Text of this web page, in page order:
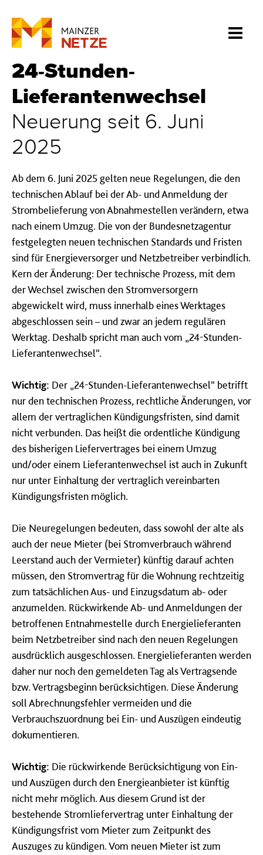
24-Stunden-
Lieferantenwechsel
Neuerung seit 6. Juni
2025
Ab dem 6. Juni 2025 gelten neue Regelungen, die den
technischen Ablauf bei der Ab- und Anmeldung der
Strombelieferung von Abnahmestellen verändern, etwa
nach einem Umzug. Die von der Bundesnetzagentur
festgelegten neuen technischen Standards und Fristen
sind für Energieversorger und Netzbetreiber verbindlich.
Kern der Änderung: Der technische Prozess, mit dem
der Wechsel zwischen den Stromversorgern
abgewickelt wird, muss innerhalb eines Werktages
abgeschlossen sein – und zwar an jedem regulären
Werktag. Deshalb spricht man auch vom „24-Stunden-
Lieferantenwechsel“.
Wichtig: Der „24-Stunden-Lieferantenwechsel“ betrifft
nur den technischen Prozess, rechtliche Änderungen, vor
allem der vertraglichen Kündigungsfristen, sind damit
nicht verbunden. Das heißt die ordentliche Kündigung
des bisherigen Liefervertrages bei einem Umzug
und/oder einem Lieferantenwechsel ist auch in Zukunft
nur unter Einhaltung der vertraglich vereinbarten
Kündigungsfristen möglich.
Die Neuregelungen bedeuten, dass sowohl der alte als
auch der neue Mieter (bei Stromverbrauch während
Leerstand auch der Vermieter) künftig darauf achten
müssen, den Stromvertrag für die Wohnung rechtzeitig
zum tatsächlichen Aus- und Einzugsdatum ab- oder
anzumelden. Rückwirkende Ab- und Anmeldungen der
betroffenen Entnahmestelle durch Energielieferanten
beim Netzbetreiber sind nach den neuen Regelungen
ausdrücklich ausgeschlossen. Energielieferanten werden
daher nur noch den gemeldeten Tag als Vertragsende
bzw. Vertragsbeginn berücksichtigen. Diese Änderung
soll Abrechnungsfehler vermeiden und die
Verbrauchszuordnung bei Ein- und Auszügen eindeutig
dokumentieren.
Wichtig: Die rückwirkende Berücksichtigung von Ein-
und Auszügen durch den Energieanbieter ist künftig
nicht mehr möglich. Aus diesem Grund ist der
bestehende Stromliefervertrag unter Einhaltung der
Kündigungsfrist vom Mieter zum Zeitpunkt des
Auszuges zu kündigen. Vom neuen Mieter ist zum